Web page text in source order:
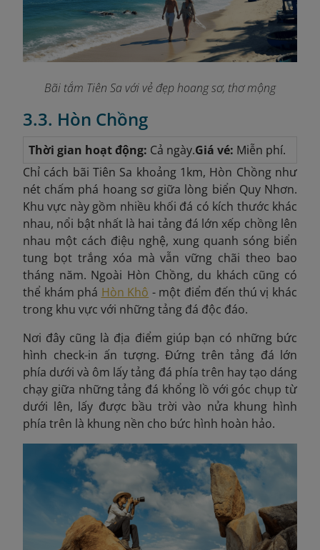
Bãi tắm Tiên Sa với vẻ đẹp hoang sơ, thơ mộng
3.3. Hòn Chồng
Thời gian hoạt động: Cả ngày.Giá vé: Miễn phí.
Chỉ cách bãi Tiên Sa khoảng 1km, Hòn Chồng như
nét chấm phá hoang sơ giữa lòng biển Quy Nhơn.
Khu vực này gồm nhiều khối đá có kích thước khác
nhau, nổi bật nhất là hai tảng đá lớn xếp chồng lên
nhau một cách điệu nghệ, xung quanh sóng biển
tung bọt trắng xóa mà vẫn vững chãi theo bao
tháng năm. Ngoài Hòn Chồng, du khách cũng có
thể khám phá Hòn Khô - một điểm đến thú vị khác
trong khu vực với những tảng đá độc đáo.
Nơi đây cũng là địa điểm giúp bạn có những bức
hình check-in ấn tượng. Đứng trên tảng đá lớn
phía dưới và ôm lấy tảng đá phía trên hay tạo dáng
chạy giữa những tảng đá khổng lồ với góc chụp từ
dưới lên, lấy được bầu trời vào nửa khung hình
phía trên là khung nền cho bức hình hoàn hảo.